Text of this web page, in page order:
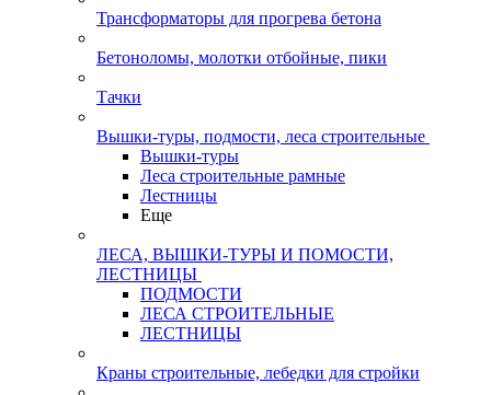
Трансформаторы для прогрева бетона
Бетоноломы, молотки отбойные, пики
Тачки
Вышки-туры, подмости, леса строительные
Вышки-туры
Леса строительные рамные
Лестницы
Еще
ЛЕСА, ВЫШКИ-ТУРЫ И ПОМОСТИ,
ЛЕСТНИЦЫ
ПОДМОСТИ
ЛЕСА СТРОИТЕЛЬНЫЕ
ЛЕСТНИЦЫ
Краны строительные, лебедки для стройки